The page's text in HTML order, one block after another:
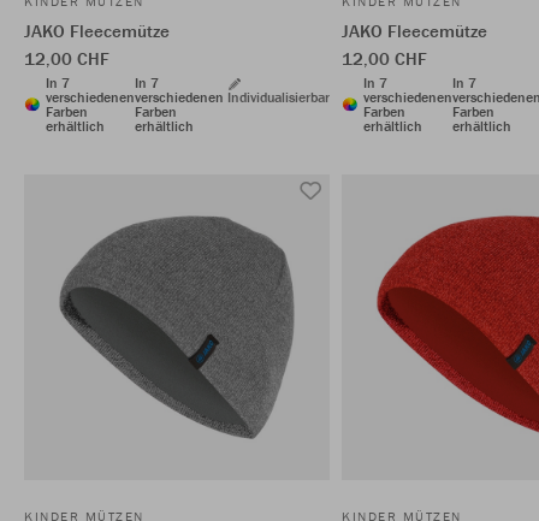
JAKO Fleecemütze
12,00 CHF
In 7
verschiedenen
Farben
erhältlich
In 7
verschiedenen
Farben
erhältlich
Individualisierbar
JAKO Fleecemütze
12,00 CHF
In 7
verschiedenen
Farben
erhältlich
In 7
Farben
erhältlich
KINDER MÜTZEN KINDER MÜTZEN